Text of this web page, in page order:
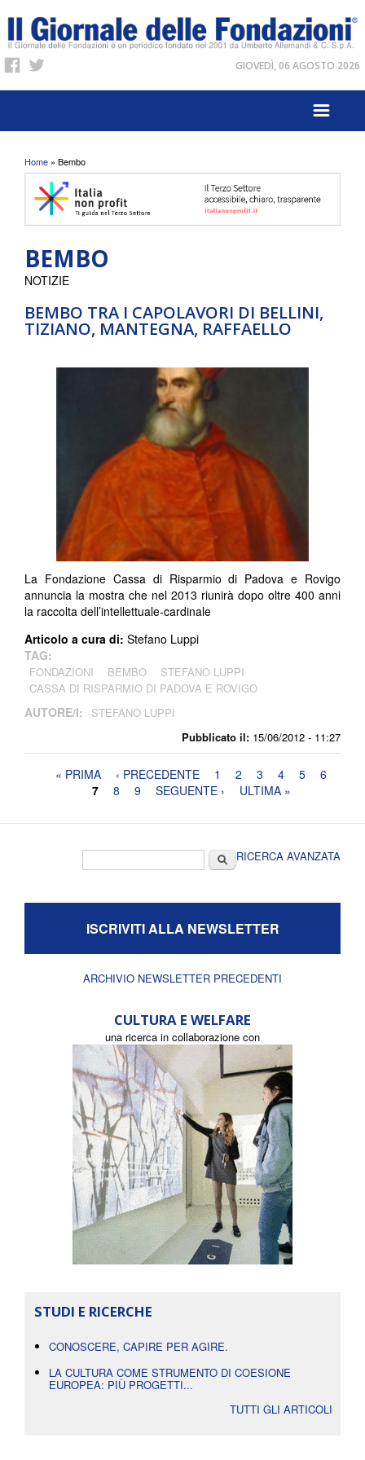
GIOVEDÌ, 06 AGOSTO 2026
Tu sei qui
Home » Bembo
BEMBO
BEMBO TRA I CAPOLAVORI DI BELLINI,
TIZIANO, MANTEGNA, RAFFAELLO
Pubblicato il: 15/06/2012 - 11:27
NOTIZIE
La Fondazione Cassa di Risparmio di Padova e Rovigo
annuncia la mostra che nel 2013 riunirà dopo oltre 400 anni
la raccolta dell’intellettuale-cardinale
Articolo a cura di: Stefano Luppi
TAG:
FONDAZIONI BEMBO
STEFANO LUPPI
CASSA DI RISPARMIO DI PADOVA E ROVIGO
AUTORE/I: STEFANO LUPPI
Pagine« PRIMA ‹ PRECEDENTE 1 2 3 4 5
6
7
8 9 SEGUENTE › ULTIMA »
CercaRICERCA AVANZATA
ISCRIVITI ALLA NEWSLETTER
ARCHIVIO NEWSLETTER PRECEDENTI
CULTURA E WELFARE
una ricerca in collaborazione con
STUDI E RICERCHE
CONOSCERE, CAPIRE PER AGIRE.
LA CULTURA COME STRUMENTO DI COESIONE
EUROPEA: PIÙ PROGETTI...
TUTTI GLI ARTICOLI